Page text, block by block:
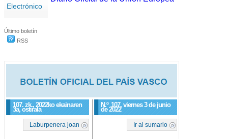
Electrónico
Último boletín
RSS
107. zk., 2022ko ekainaren
3a, ostirala
N.º107, viernes 3 de junio
de 2022
Laburpenera joan Ir al sumario